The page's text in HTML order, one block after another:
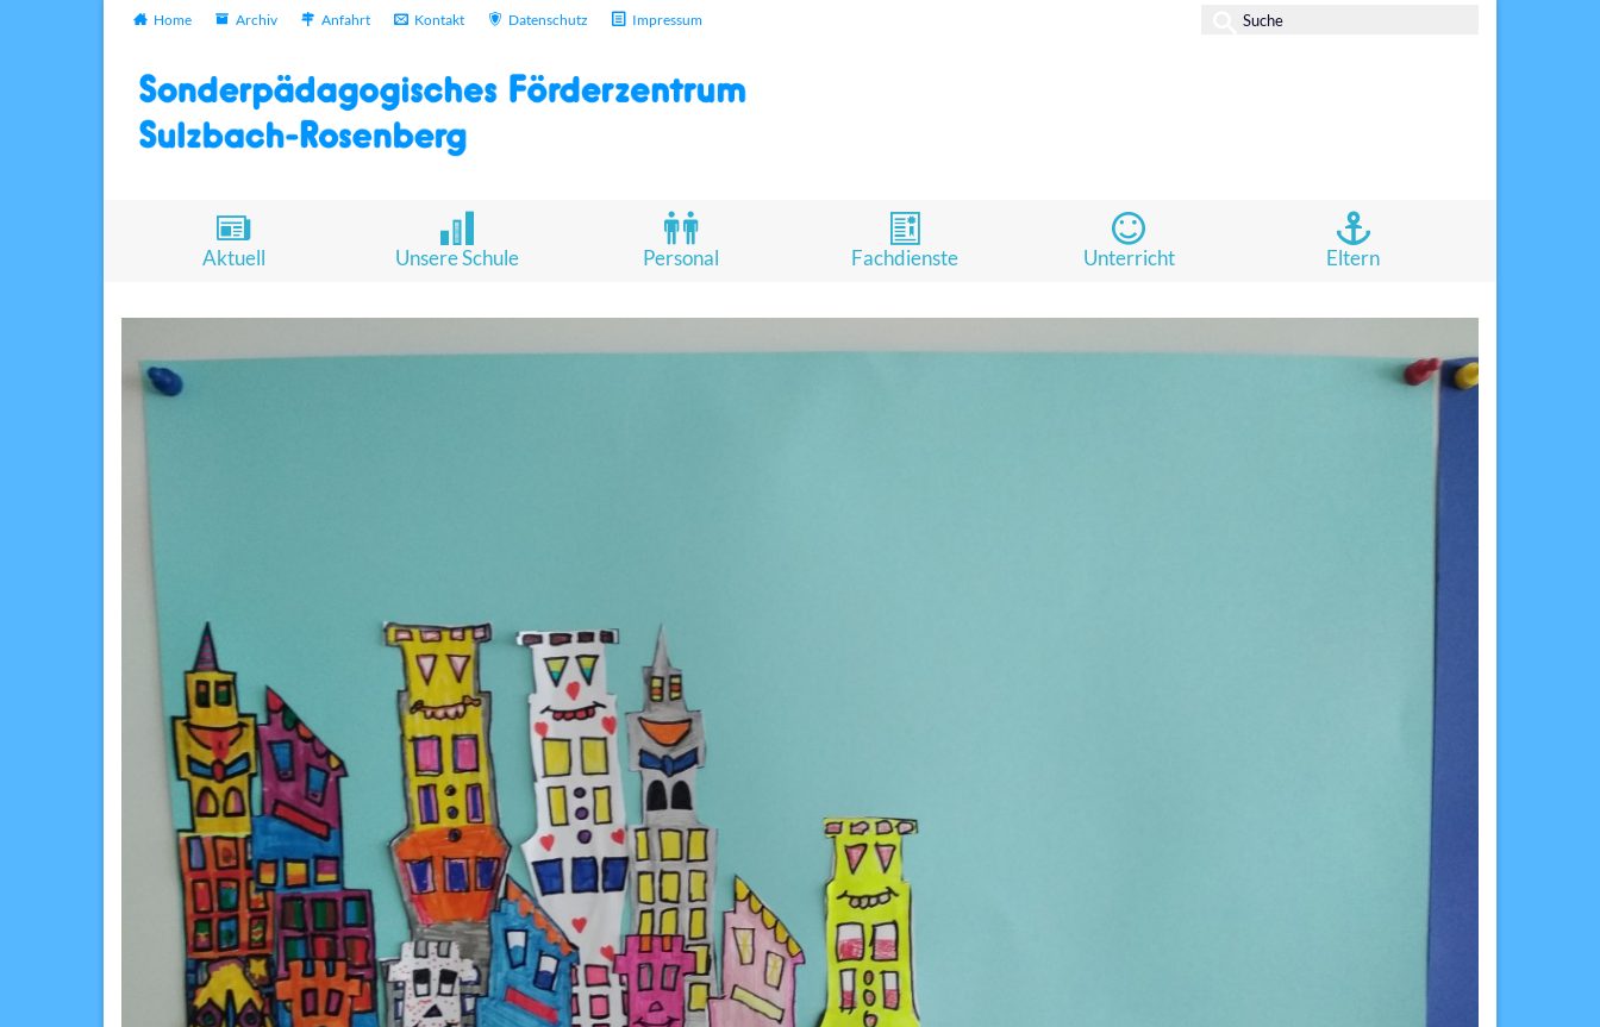
Home Archiv Anfahrt Kontakt Datenschutz Impressum
Suche
Aktuell Unsere Schule Personal Fachdienste Unterricht Eltern